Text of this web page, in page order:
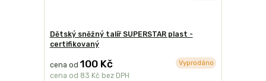
Dětský sněžný talíř SUPERSTAR plast -
certifikovaný
cena od 100 Kč
cena od 83 Kč bez DPH
Vyprodáno